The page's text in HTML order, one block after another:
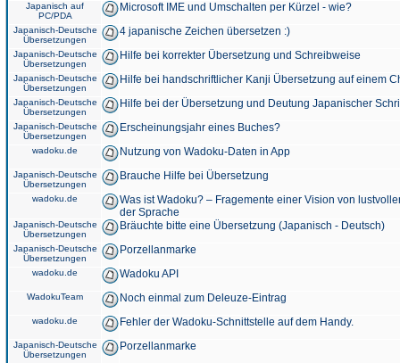
Japanisch auf
PC/PDA
Microsoft IME und Umschalten per Kürzel - wie?
Japanisch-Deutsche
Übersetzungen
4 japanische Zeichen übersetzen :)
Japanisch-Deutsche
Übersetzungen
Hilfe bei korrekter Übersetzung und Schreibweise
Japanisch-Deutsche
Übersetzungen
Hilfe bei handschriftlicher Kanji Übersetzung auf einem
Japanisch-Deutsche
Übersetzungen
Hilfe bei der Übersetzung und Deutung Japanischer
Japanisch-Deutsche
Übersetzungen
Erscheinungsjahr eines Buches?
wadoku.de Nutzung von Wadoku-Daten in App
Japanisch-Deutsche
Übersetzungen
Brauche Hilfe bei Übersetzung
wadoku.de
Was ist Wadoku? – Fragemente einer Vision von
der Sprache
Japanisch-Deutsche
Übersetzungen
Bräuchte bitte eine Übersetzung (Japanisch - Deutsch)
Japanisch-Deutsche
Übersetzungen
Porzellanmarke
wadoku.de Wadoku API
WadokuTeam Noch einmal zum Deleuze-Eintrag
wadoku.de Fehler der Wadoku-Schnittstelle auf dem Handy.
Japanisch-Deutsche
Übersetzungen
Porzellanmarke